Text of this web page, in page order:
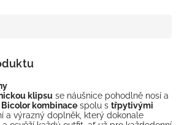
klipsu se náušnice pohodlně nosí a
Bicolor kombinace spolu s třpytivými
a výrazný doplněk, který dokonale